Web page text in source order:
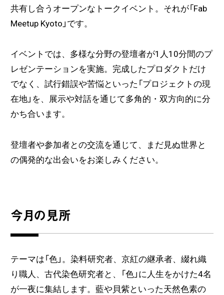
共有し合うオープンなトークイベント。それが「Fab
Meetup Kyoto」です。
イベントでは、多様な分野の登壇者が1人10分間のプ
レゼンテーションを実施。完成したプロダクトだけ
でなく、試行錯誤や苦悩といった「プロジェクトの現
在地」を、展示や対話を通じて多角的・双方向的に分
かち合います。
登壇者や参加者との交流を通じて、まだ見ぬ世界と
の偶発的な出会いをお楽しみください。
今月の見所
テーマは「色」。染料研究者、京紅の継承者、綴れ織
り職人、古代染色研究者と、「色」に人生をかけた4名
が一夜に集結します。藍や貝紫といった天然色素の